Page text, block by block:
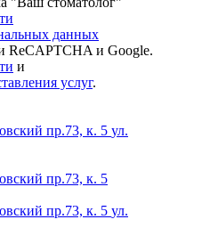
данных
ReCAPTCHA и Google.
и
услуг.
пр.73, к. 5 ул.
пр.73, к. 5
пр.73, к. 5 ул.